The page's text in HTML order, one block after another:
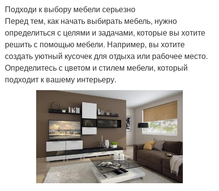
Подходи к выбору мебели серьезно
Перед тем, как начать выбирать мебель, нужно
определиться с целями и задачами, которые вы хотите
решить с помощью мебели. Например, вы хотите
создать уютный кусочек для отдыха или рабочее место.
Определитесь с цветом и стилем мебели, который
подходит к вашему интерьеру.